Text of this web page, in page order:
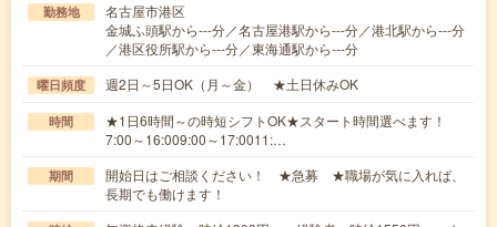
勤務地
名古屋市港区
金城ふ頭駅から---分／名古屋港駅から---分／港北駅から---分
／港区役所駅から---分／東海通駅から---分
曜日頻度 週2日～5日OK（月～金） ★土日休みOK
時間
★1日6時間～の時短シフトOK★スタート時間選べます！
7:00～16:009:00～17:0011:…
期間
開始日はご相談ください！ ★急募 ★職場が気に入れば、
長期でも働けます！